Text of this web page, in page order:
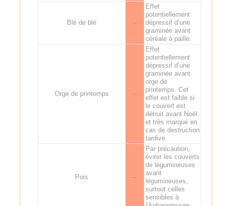
Blé de blé --
Effet
potentiellement
dépressif d’une
graminée avant
céréale à paille.
Orge de printemps --
Effet
potentiellement
dépressif d’une
graminée avant
orge de
printemps. Cet
effet est faible si
le couvert est
détruit avant Noël
et très marqué en
cas de destruction
tardive.
Pois --
Par précaution,
éviter les couverts
de légumineuses
avant
légumineuses,
surtout celles
sensibles à